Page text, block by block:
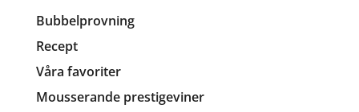
Bubbelprovning
Recept
Våra favoriter
Mousserande prestigeviner